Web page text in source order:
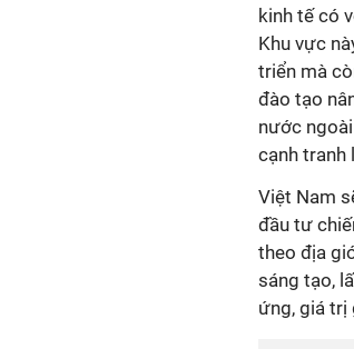
kinh tế có
Khu vực
triển mà
đào tạo
nước
cạnh tranh
Việt Nam
đầu tư
theo địa
sáng tạo,
ứng, giá trị